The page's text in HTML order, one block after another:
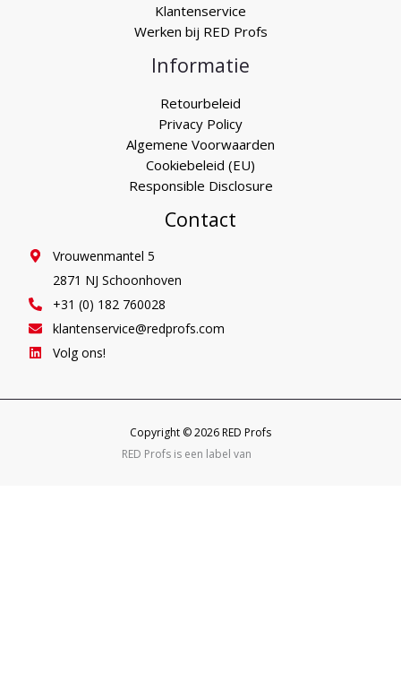
Klantenservice
Werken bij RED Profs
Informatie
Retourbeleid
Privacy Policy
Algemene Voorwaarden
Cookiebeleid (EU)
Responsible Disclosure
Contact
Vrouwenmantel 5
2871 NJ Schoonhoven
+31 (0) 182 760028
klantenservice@redprofs.com
Volg ons!
Copyright © 2026 RED Profs
RED Profs is een label van